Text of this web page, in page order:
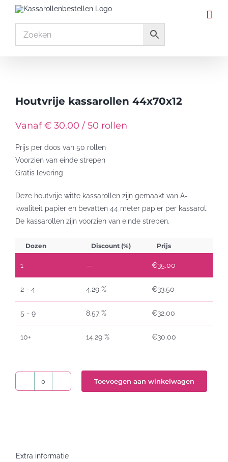
Houtvrije kassarollen 44x70x12
Vanaf € 30.00 / 50 rollen
Prijs per doos van 50 rollen
Voorzien van einde strepen
Gratis levering
Deze houtvrije witte kassarollen zijn gemaakt van A-
kwaliteit papier en bevatten 44 meter papier per kassarol.
De kassarollen zijn voorzien van einde strepen.
Dozen Discount (%) Prijs
1 — €35.00
2 - 4 4.29 % €33.50
5 - 9 8.57 % €32.00
10+ 14.29 % €30.00
Houtvrije
Toevoegen aan winkelwagen
Extra informatie